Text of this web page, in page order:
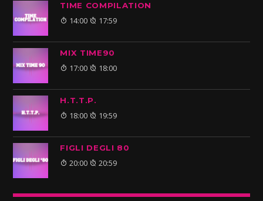
TIME COMPILATION
14:00 17:59
MIX TIME90
17:00 18:00
H.T.T.P.
18:00 19:59
FIGLI DEGLI 80
20:00 20:59